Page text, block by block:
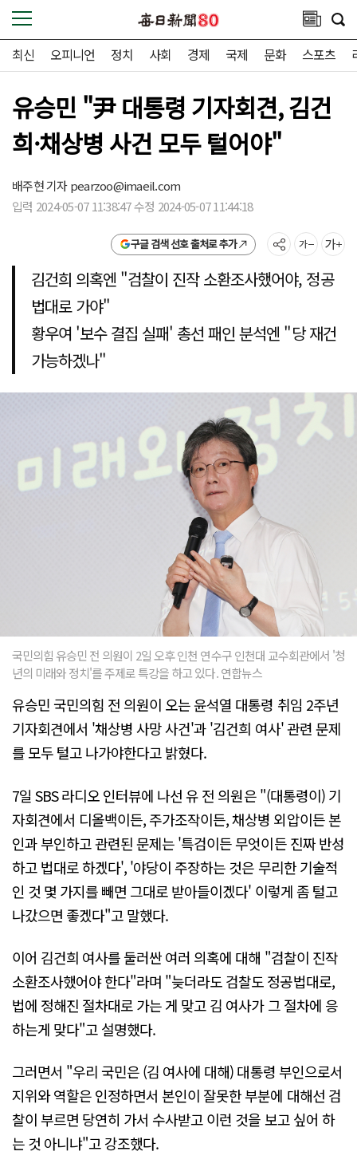
최신 오피니언 정치 사회 경제 국제 문화 스포츠
유승민 "尹 대통령 기자회견, 김건
희·채상병 사건 모두 털어야"
배주현 기자pearzoo@imaeil.com
입력 2024-05-07 11:38:47 수정 2024-05-07 11:44:18
구글 검색 선호 출처로 추가
김건희 의혹엔 "검찰이 진작 소환조사했어야, 정공
법대로 가야"
황우여 '보수 결집 실패' 총선 패인 분석엔 "당 재건
가능하겠나"
국민의힘 유승민 전 의원이 2일 오후 인천 연수구 인천대 교수회관에서 '청
년의 미래와 정치'를 주제로 특강을 하고 있다. 연합뉴스
유승민 국민의힘 전 의원이 오는 윤석열 대통령 취임 2주년
기자회견에서 '채상병 사망 사건'과 '김건희 여사' 관련 문제
를 모두 털고 나가야한다고 밝혔다.
7일 SBS 라디오 인터뷰에 나선 유 전 의원은 "(대통령이) 기
자회견에서 디올백이든, 주가조작이든, 채상병 외압이든 본
인과 부인하고 관련된 문제는 '특검이든 무엇이든 진짜 반성
하고 법대로 하겠다', '야당이 주장하는 것은 무리한 기술적
인 것 몇 가지를 빼면 그대로 받아들이겠다' 이렇게 좀 털고
나갔으면 좋겠다"고 말했다.
이어 김건희 여사를 둘러싼 여러 의혹에 대해 "검찰이 진작
소환조사했어야 한다"라며 "늦더라도 검찰도 정공법대로,
법에 정해진 절차대로 가는 게 맞고 김 여사가 그 절차에 응
하는게 맞다"고 설명했다.
그러면서 "우리 국민은 (김 여사에 대해) 대통령 부인으로서
지위와 역할은 인정하면서 본인이 잘못한 부분에 대해선 검
찰이 부르면 당연히 가서 수사받고 이런 것을 보고 싶어 하
는 것 아니냐"고 강조했다.